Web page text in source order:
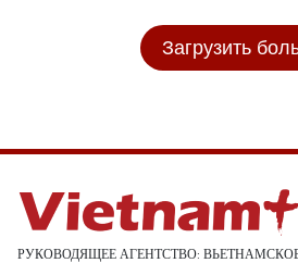
Загрузить
РУКОВОДЯЩЕЕ АГЕНТСТВО: